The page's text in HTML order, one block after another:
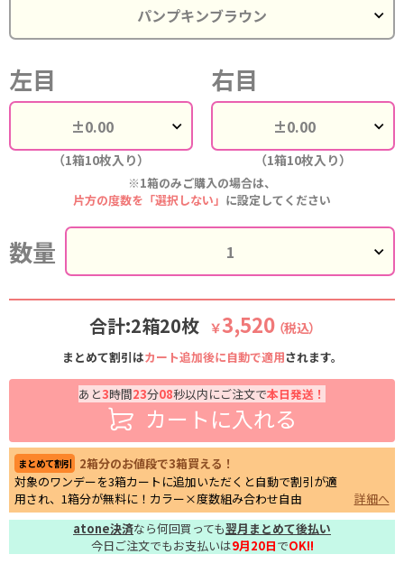
左目
（1箱10枚入り）
右目
（1箱10枚入り）
※1箱のみご購入の場合は、
片方の度数を「選択しない」 に設定してください
数量
合計:2箱20枚 ￥3,520 （税込）
まとめて割引はカート追加後に自動で適用されます。
あと3時間23分07秒以内にご注文で本日発送！
カートに入れる
まとめて割引
2箱分のお値段で3箱買える！
対象のワンデーを3箱カートに追加いただくと自動で割引が適
用され、1箱分が無料に！カラー×度数組み合わせ自由
詳細へ
atone決済なら何回買っても翌月まとめて後払い
今日ご注文でもお支払いは9月20日でOK!!